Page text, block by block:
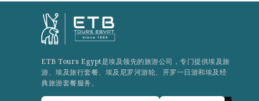
ETB Tours Egypt是埃及领先的旅游公司，专门提供埃及旅
游、埃及旅行套餐、埃及尼罗河游轮、开罗一日游和埃及经
典旅游套餐服务。